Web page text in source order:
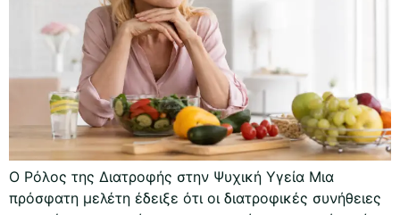
Ο Ρόλος της Διατροφής στην Ψυχική Υγεία Μια
πρόσφατη μελέτη έδειξε ότι οι διατροφικές συνήθειες